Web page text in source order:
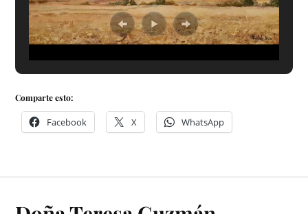
Comparte esto:
Facebook X WhatsApp